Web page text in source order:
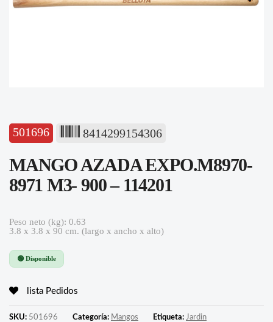
501696 8414299154306
MANGO AZADA EXPO.M8970-
8971 M3- 900 – 114201
Peso neto (kg): 0.63
3.8 x 3.8 x 90 cm. (largo x ancho x alto)
🟢 Disponible
lista Pedidos
SKU: 501696 Categoría: Mangos Etiqueta: Jardin